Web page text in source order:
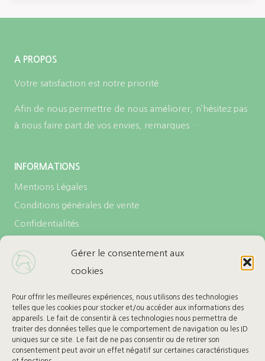
Gérer le consentement aux
cookies
Pour offrir les meilleures expériences, nous utilisons des technologies
telles que les cookies pour stocker et/ou accéder aux informations des
appareils. Le fait de consentir à ces technologies nous permettra de
traiter des données telles que le comportement de navigation ou les ID
uniques sur ce site. Le fait de ne pas consentir ou de retirer son
consentement peut avoir un effet négatif sur certaines caractéristiques
A PROPOS
Votre satisfaction est notre priorité.
Afin de nous permettre de nous améliorer, n’hésitez pas
à nous faire part de vos envies, remarques …
INFORMATIONS
Mentions Légales
Conditions générales de vente
Confidentialités
LES + DE L’ECURIE
Carte cadeau
Ma Wishlist
BESOIN D’AIDE